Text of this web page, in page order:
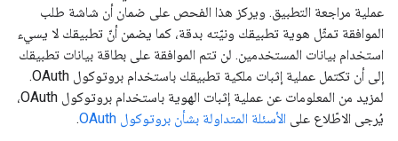
عملية مراجعة التطبيق. ويركز هذا الفحص على ضمان أن شاشة طلب
الموافقة تمثّل هوية تطبيقك ونيّته بدقة، كما يضمن أنّ تطبيقك لا يسيء
استخدام بيانات المستخدمين. لن تتم الموافقة على بطاقة بيانات تطبيقك
إلى أن تكتمل عملية إثبات ملكية تطبيقك باستخدام بروتوكول OAuth.
لمزيد من المعلومات عن عملية إثبات الهوية باستخدام بروتوكول OAuth،
يُرجى الاطّلاع على الأسئلة المتداولة بشأن بروتوكول OAuth .